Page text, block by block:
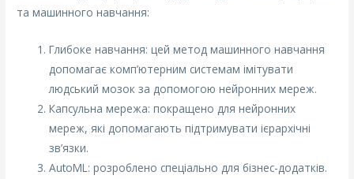
та машинного навчання:
Глибоке навчання: цей метод машинного навчання
допомагає комп’ютерним системам імітувати
людський мозок за допомогою нейронних мереж.
Капсульна мережа: покращено для нейронних
мереж, які допомагають підтримувати ієрархічні
зв’язки.
AutoML: розроблено спеціально для бізнес-додатків.